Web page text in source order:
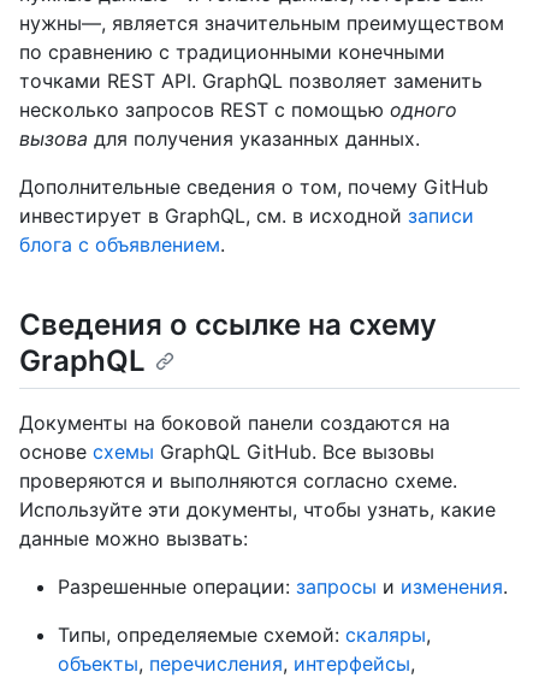
нужны—, является значительным преимуществом
по сравнению с традиционными конечными
точками REST API. GraphQL позволяет заменить
несколько запросов REST с помощью одного
вызова для получения указанных данных.
Дополнительные сведения о том, почему GitHub
инвестирует в GraphQL, см. в исходной записи
блога с объявлением.
Сведения о ссылке на схему
GraphQL
Документы на боковой панели создаются на
основе схемы GraphQL GitHub. Все вызовы
проверяются и выполняются согласно схеме.
Используйте эти документы, чтобы узнать, какие
данные можно вызвать:
Разрешенные операции: запросы и изменения.
Типы, определяемые схемой: скаляры,
объекты, перечисления, интерфейсы,